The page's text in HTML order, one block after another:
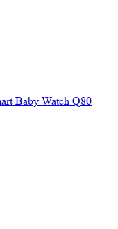
Baby Watch Q80